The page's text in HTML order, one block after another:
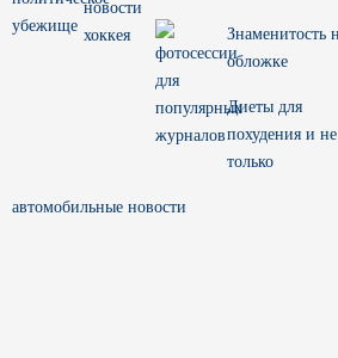
Знаменитость
обложке
Диеты для
похудения и не
только
автомобильные новости